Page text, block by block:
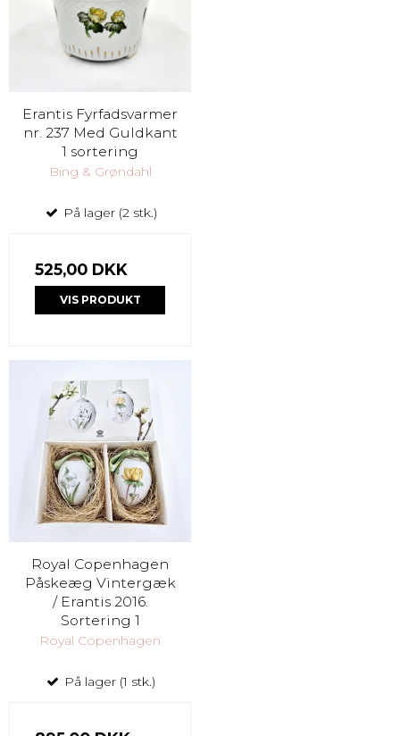
Erantis Fyrfadsvarmer
nr. 237 Med Guldkant
1 sortering
Bing & Grøndahl
På lager (2 stk.)
525,00 DKK
VIS PRODUKT
Royal Copenhagen
Påskeæg Vintergæk
/ Erantis 2016.
Sortering 1
Royal Copenhagen
På lager (1 stk.)